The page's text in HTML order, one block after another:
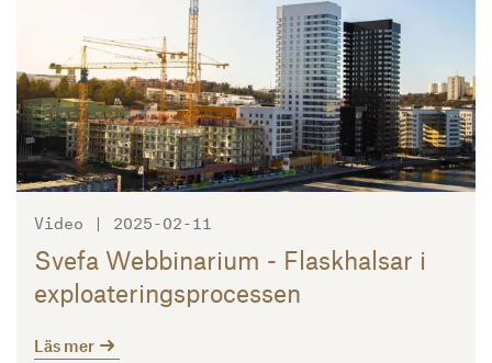
Video | 2025-02-11
Svefa Webbinarium - Flaskhalsar i
exploateringsprocessen
Läs mer